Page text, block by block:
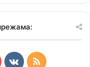
Y
v
R